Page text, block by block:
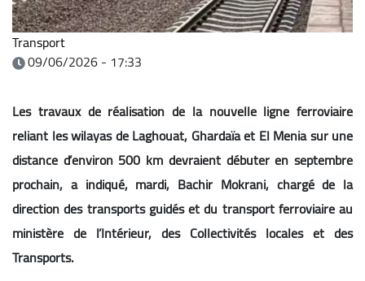
Transport
09/06/2026 - 17:33
Les travaux de réalisation de la nouvelle ligne ferroviaire
reliant les wilayas de Laghouat, Ghardaïa et El Menia sur une
distance d’environ 500 km devraient débuter en septembre
prochain, a indiqué, mardi, Bachir Mokrani, chargé de la
direction des transports guidés et du transport ferroviaire au
ministère de l’Intérieur, des Collectivités locales et des
Transports.